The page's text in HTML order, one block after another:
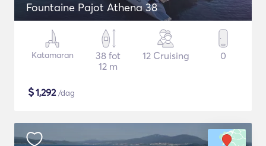
Fountaine Pajot Athena 38
Katamaran
38 fot
12 m
12 Cruising 0
$1,292/dag